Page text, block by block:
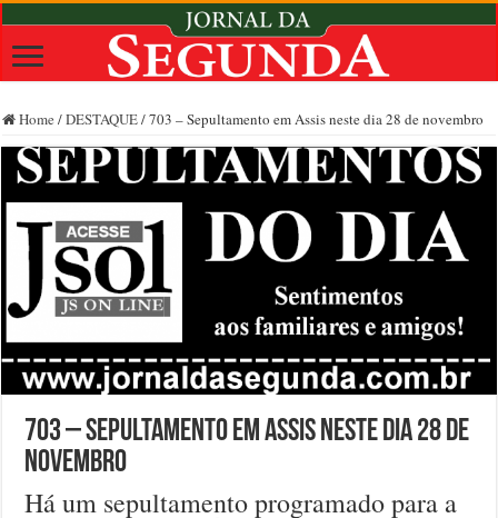
Home /DESTAQUE/703 – Sepultamento em Assis neste dia 28 de novembro
703 – Sepultamento em Assis neste dia 28 de
novembro
Há um sepultamento programado para a